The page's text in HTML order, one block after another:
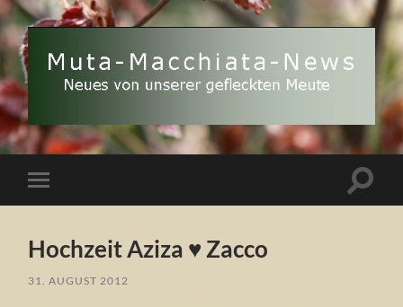
Muta
Macchiata-
News
Mobile-
Menü
Hochzeit Aziza ♥ Zacco
31. AUGUST 2012